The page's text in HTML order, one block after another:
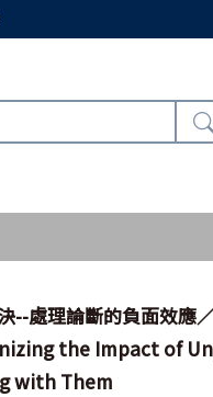
--處理論斷的負面效
the Impact of
with Them